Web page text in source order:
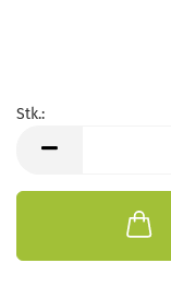
Stk.: